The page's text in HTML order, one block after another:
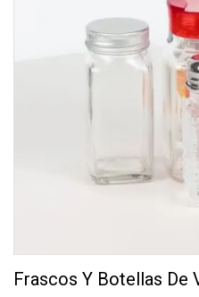
Frascos Y Botellas De